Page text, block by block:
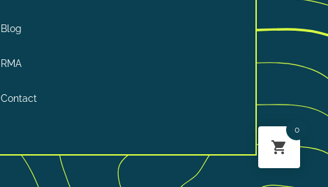
Blog
RMA
Contact
0